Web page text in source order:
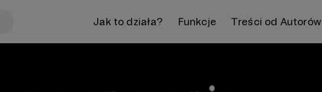
Jak to działa? Funkcje Treści od Autorów